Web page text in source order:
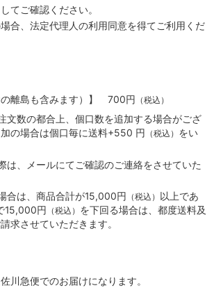
てご確認ください。
合、法定代理人の利用同意を得てご利用くだ
の離島も含みます）】 700円 （税込）
文数の都合上、個口数を追加する場合がござ
の場合は個口毎に送料+550 円 （税込） をい
は、メールにてご確認のご連絡をさせていた
合は、商品合計が15,000円 （税込） 以上であ
15,000円 （税込） を下回る場合は、都度送料及
求させていただきます。
川急便でのお届けになります。